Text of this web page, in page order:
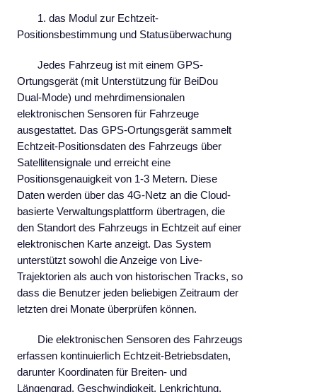
1. das Modul zur Echtzeit-
Positionsbestimmung und Statusüberwachung
Jedes Fahrzeug ist mit einem GPS-
Ortungsgerät (mit Unterstützung für BeiDou
Dual-Mode) und mehrdimensionalen
elektronischen Sensoren für Fahrzeuge
ausgestattet. Das GPS-Ortungsgerät sammelt
Echtzeit-Positionsdaten des Fahrzeugs über
Satellitensignale und erreicht eine
Positionsgenauigkeit von 1-3 Metern. Diese
Daten werden über das 4G-Netz an die Cloud-
basierte Verwaltungsplattform übertragen, die
den Standort des Fahrzeugs in Echtzeit auf einer
elektronischen Karte anzeigt. Das System
unterstützt sowohl die Anzeige von Live-
Trajektorien als auch von historischen Tracks, so
dass die Benutzer jeden beliebigen Zeitraum der
letzten drei Monate überprüfen können.
Die elektronischen Sensoren des Fahrzeugs
erfassen kontinuierlich Echtzeit-Betriebsdaten,
darunter Koordinaten für Breiten- und
Längengrad, Geschwindigkeit, Lenkrichtung,